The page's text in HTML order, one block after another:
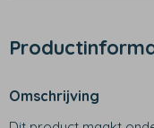
Omschrijving